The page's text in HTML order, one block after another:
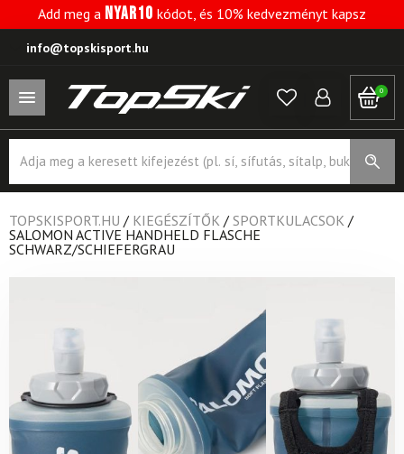
Add meg a NYAR10 kódot, és 10% kedvezményt kapsz
info@topskisport.hu
0
search
TOPSKISPORT.HU / KIEGÉSZÍTŐK / SPORTKULACSOK /
SALOMON ACTIVE HANDHELD FLASCHE
SCHWARZ/SCHIEFERGRAU